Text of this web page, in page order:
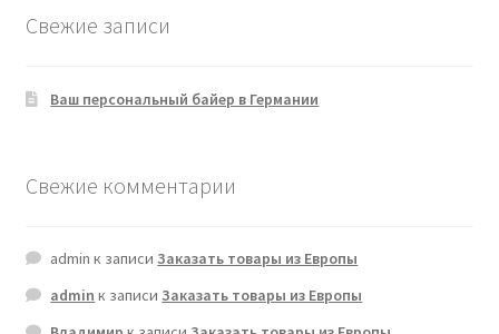
Свежие записи
Ваш персональный байер в Германии
Свежие комментарии
admin к записиЗаказать товары из Европы
admin к записиЗаказать товары из Европы